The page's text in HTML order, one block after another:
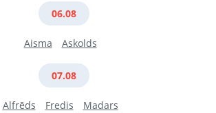
06.08
Aisma Askolds
07.08
Alfrēds Fredis Madars